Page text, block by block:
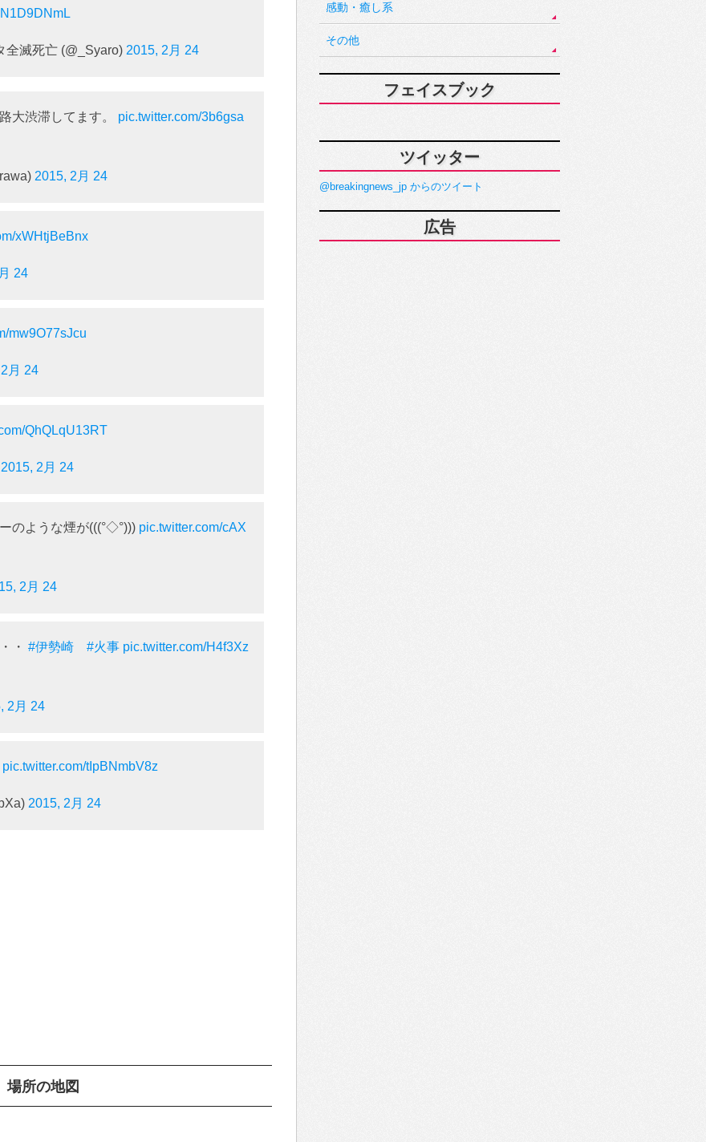
滅死亡 (@_Syaro) 2015, 2月 24
大渋滞してます。 pic.twitter.com/3b6gsa
2015, 2月 24
xWHtjBeBnx
24
mw9O77sJcu
月 24
QhQLqU13RT
2015, 2月 24
のような煙が(((°◇°))) pic.twitter.com/cAX
2月 24
・ #伊勢崎 #火事 pic.twitter.com/H4f3Xz
2月 24
pic.twitter.com/tIpBNmbV8z
2015, 2月 24
場所の地図
感動・癒し系
その他
フェイスブック
ツイッター
@breakingnews_jp からのツイート
広告